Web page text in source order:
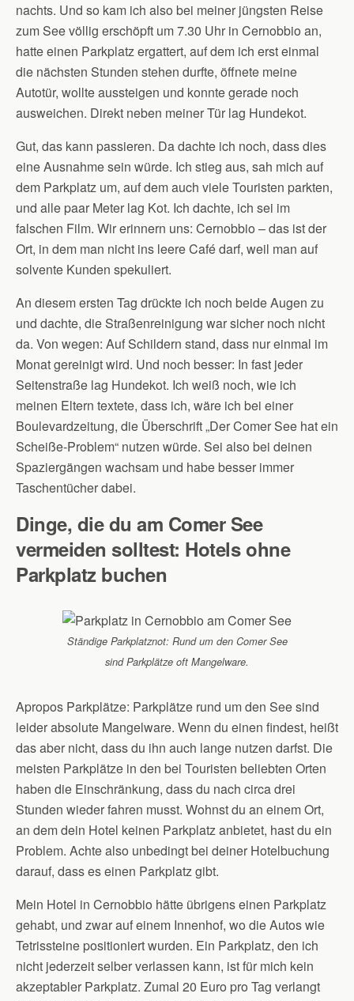
nachts. Und so kam ich also bei meiner jüngsten Reise
zum See völlig erschöpft um 7.30 Uhr in Cernobbio an,
hatte einen Parkplatz ergattert, auf dem ich erst einmal
die nächsten Stunden stehen durfte, öffnete meine
Autotür, wollte aussteigen und konnte gerade noch
ausweichen. Direkt neben meiner Tür lag Hundekot.
Gut, das kann passieren. Da dachte ich noch, dass dies
eine Ausnahme sein würde. Ich stieg aus, sah mich auf
dem Parkplatz um, auf dem auch viele Touristen parkten,
und alle paar Meter lag Kot. Ich dachte, ich sei im
falschen Film. Wir erinnern uns: Cernobbio – das ist der
Ort, in dem man nicht ins leere Café darf, weil man auf
solvente Kunden spekuliert.
An diesem ersten Tag drückte ich noch beide Augen zu
und dachte, die Straßenreinigung war sicher noch nicht
da. Von wegen: Auf Schildern stand, dass nur einmal im
Monat gereinigt wird. Und noch besser: In fast jeder
Seitenstraße lag Hundekot. Ich weiß noch, wie ich
meinen Eltern textete, dass ich, wäre ich bei einer
Boulevardzeitung, die Überschrift „Der Comer See hat ein
Scheiße-Problem“ nutzen würde. Sei also bei deinen
Spaziergängen wachsam und habe besser immer
Taschentücher dabei.
Dinge, die du am Comer See
vermeiden solltest: Hotels ohne
Parkplatz buchen
Ständige Parkplatznot: Rund um den Comer See
sind Parkplätze oft Mangelware.
Apropos Parkplätze: Parkplätze rund um den See sind
leider absolute Mangelware. Wenn du einen findest, heißt
das aber nicht, dass du ihn auch lange nutzen darfst. Die
meisten Parkplätze in den bei Touristen beliebten Orten
haben die Einschränkung, dass du nach circa drei
Stunden wieder fahren musst. Wohnst du an einem Ort,
an dem dein Hotel keinen Parkplatz anbietet, hast du ein
Problem. Achte also unbedingt bei deiner Hotelbuchung
darauf, dass es einen Parkplatz gibt.
Mein Hotel in Cernobbio hätte übrigens einen Parkplatz
gehabt, und zwar auf einem Innenhof, wo die Autos wie
Tetrissteine positioniert wurden. Ein Parkplatz, den ich
nicht jederzeit selber verlassen kann, ist für mich kein
akzeptabler Parkplatz. Zumal 20 Euro pro Tag verlangt